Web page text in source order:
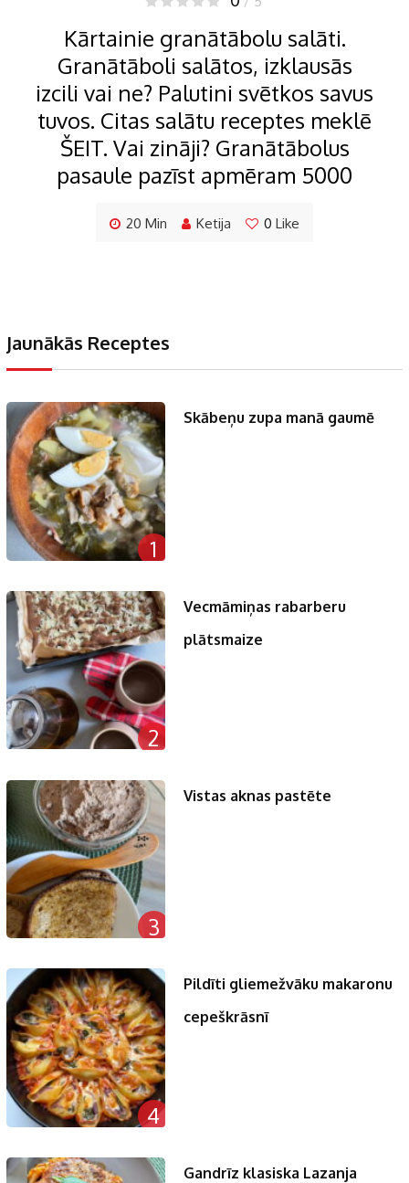
Kārtainie granātābolu salāti.
Granātāboli salātos, izklausās
izcili vai ne? Palutini svētkos savus
tuvos. Citas salātu receptes meklē
ŠEIT. Vai zināji? Granātābolus
pasaule pazīst apmēram 5000
20 Min Ketija 0 Like
Jaunākās Receptes
1
Skābeņu zupa manā gaumē
2
Vecmāmiņas rabarberu
plātsmaize
3
Vistas aknas pastēte
4
Pildīti gliemežvāku makaronu
cepeškrāsnī
Gandrīz klasiska Lazanja